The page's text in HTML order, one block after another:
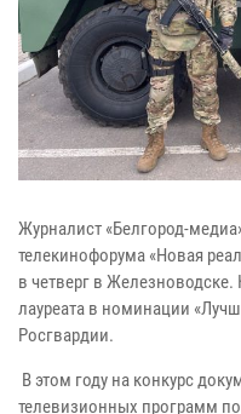
Журналист «Белгород-
телекинофорума «Новая
в четверг в
лауреата в номинации
Росгвардии.
В этом году на конкурс
телевизионных программ